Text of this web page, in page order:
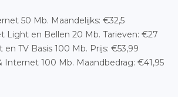
50 Mb. Maandelijks: €32,5
Light en Bellen 20 Mb. Tarieven: €27
TV Basis 100 Mb. Prijs: €53,99
Internet 100 Mb. Maandbedrag: €41,95